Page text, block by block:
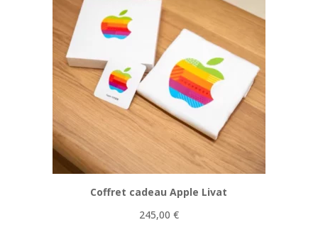
Coffret cadeau Apple Livat
245,00 €